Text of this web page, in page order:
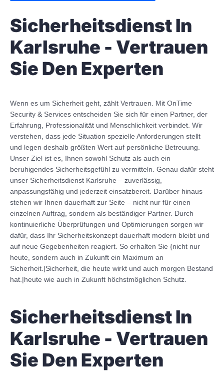
Sicherheitsdienst In
Karlsruhe - Vertrauen
Sie Den Experten
Wenn es um Sicherheit geht, zählt Vertrauen. Mit OnTime
Security & Services entscheiden Sie sich für einen Partner, der
Erfahrung, Professionalität und Menschlichkeit verbindet. Wir
verstehen, dass jede Situation spezielle Anforderungen stellt
und legen deshalb größten Wert auf persönliche Betreuung.
Unser Ziel ist es, Ihnen sowohl Schutz als auch ein
beruhigendes Sicherheitsgefühl zu vermitteln. Genau dafür steht
unser Sicherheitsdienst Karlsruhe – zuverlässig,
anpassungsfähig und jederzeit einsatzbereit. Darüber hinaus
stehen wir Ihnen dauerhaft zur Seite – nicht nur für einen
einzelnen Auftrag, sondern als beständiger Partner. Durch
kontinuierliche Überprüfungen und Optimierungen sorgen wir
dafür, dass Ihr Sicherheitskonzept dauerhaft modern bleibt und
auf neue Gegebenheiten reagiert. So erhalten Sie {nicht nur
heute, sondern auch in Zukunft ein Maximum an
Sicherheit.|Sicherheit, die heute wirkt und auch morgen Bestand
hat.|heute wie auch in Zukunft höchstmöglichen Schutz.
Sicherheitsdienst In
Karlsruhe - Vertrauen
Sie Den Experten